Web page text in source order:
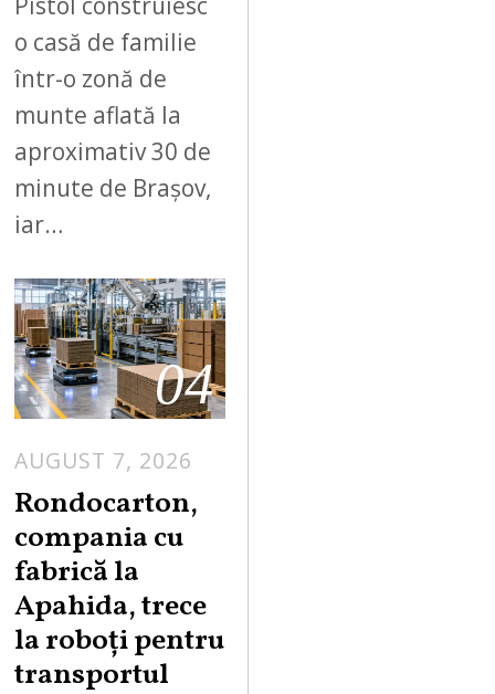
o casă de familie
într-o zonă de
munte aflată la
aproximativ 30 de
minute de Brașov,
iar…
04
AUGUST 7, 2026
G
T
7
Rondocarton,
compania cu
fabrică la
Apahida, trece
la roboți pentru
transportul